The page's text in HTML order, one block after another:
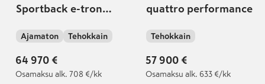
Sportback e-tron
S line sisä- ja
ulkopaketit | Takuu 5v /
100 000 km
Ajamaton Tehokkain
64 970 €
Osamaksu alk. 708 €/kk
quattro performance
Tehokkain
57 900 €
Osamaksu alk. 633 €/kk